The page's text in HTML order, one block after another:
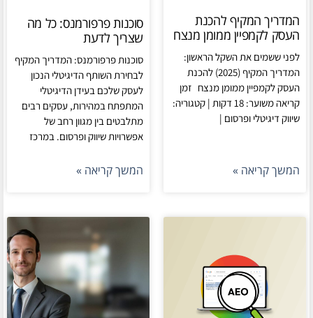
המדריך המקיף להכנת
העסק לקמפיין ממומן מנצח
לפני ששמים את השקל הראשון:
המדריך המקיף (2025) להכנת
העסק לקמפיין ממומן מנצח זמן
קריאה משוער: 18 דקות | קטגוריה:
שיווק דיגיטלי ופרסום |
המשך קריאה »
סוכנות פרפורמנס: כל מה
שצריך לדעת
סוכנות פרפורמנס: המדריך המקיף
לבחירת השותף הדיגיטלי הנכון
לעסק שלכם בעידן הדיגיטלי
המתפתח במהירות, עסקים רבים
מתלבטים בין מגוון רחב של
אפשרויות שיווק ופרסום. במרכז
המשך קריאה »